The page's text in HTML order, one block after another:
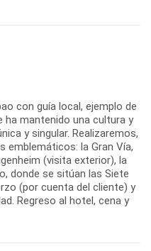
con guía local, ejemplo de
mantenido una cultura y
y singular. Realizaremos,
emblemáticos: la Gran Vía,
(visita exterior), la
donde se sitúan las Siete
(por cuenta del cliente) y
Regreso al hotel, cena y